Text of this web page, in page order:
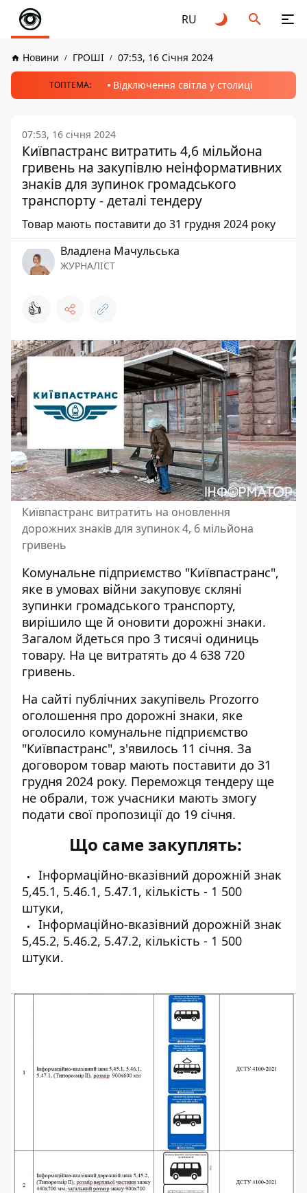
RU
Новини ГРОШІ 07:53, 16 Січня 2024
ТОПТЕМА: Відключення світла у столиці
07:53, 16 січня 2024
Київпастранс витратить 4,6 мільйона
гривень на закупівлю неінформативних
знаків для зупинок громадського
транспорту - деталі тендеру
Товар мають поставити до 31 грудня 2024 року
Владлена Мачульська
ЖУРНАЛІСТ
👍
Київпастранс витратить на оновлення
дорожних знаків для зупинок 4, 6 мільйона
гривень
Комунальне підприємство "Київпастранс",
яке в умовах війни закуповує скляні
зупинки громадського транспорту,
вирішило ще й оновити дорожні знаки.
Загалом йдеться про 3 тисячі одиниць
товару. На це витратять до 4 638 720
гривень.
На сайті публічних закупівель Prozorro
оголошення про дорожні знаки, яке
оголосило комунальне підприємство
"Київпастранс", з'явилось 11 січня. За
договором товар мають поставити до 31
грудня 2024 року. Переможця тендеру ще
не обрали, тож учасники мають змогу
подати свої пропозиції до 19 січня.
Що саме закуплять:
Інформаційно-вказівний дорожній знак
5,45.1, 5.46.1, 5.47.1, кількість - 1 500
штуки,
Інформаційно-вказівний дорожній знак
5,45.2, 5.46.2, 5.47.2, кількість - 1 500
штуки.